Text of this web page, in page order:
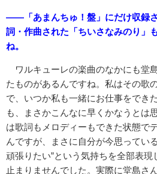
――「あまんちゅ！盤」にだけ収録
詞・作曲された「ちいさなみのり」
ね。
ワルキューレの楽曲のなかにも堂
たものがあるんですね。私はその歌
で、いつか私も一緒にお仕事をでき
も、まさかこんなに早くかなうとは
は歌詞もメロディーもできた状態で
んですが、まさに自分が今思ってい
頑張りたい”という気持ちを全部表
止まりませんでした。実際に堂島さ